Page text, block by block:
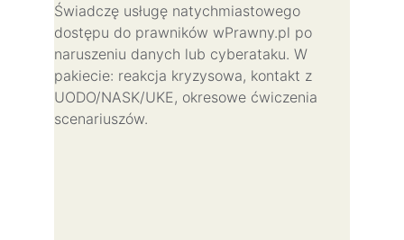
Świadczę usługę natychmiastowego
dostępu do prawników wPrawny.pl po
naruszeniu danych lub cyberataku. W
pakiecie: reakcja kryzysowa, kontakt z
UODO/NASK/UKE, okresowe ćwiczenia
scenariuszów.